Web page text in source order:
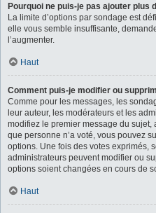
Pourquoi ne puis-je pas ajouter plus
La limite d’options par sondage est
elle vous semble insuffisante,
l’augmenter.
Haut
Comment puis-je modifier ou
Comme pour les messages, les
leur auteur, les modérateurs et les
modifiez le premier message du sujet,
que personne n’a voté, vous pouvez
options. Une fois des votes exprimés,
administrateurs peuvent modifier ou
options soient changées en cours de
Haut